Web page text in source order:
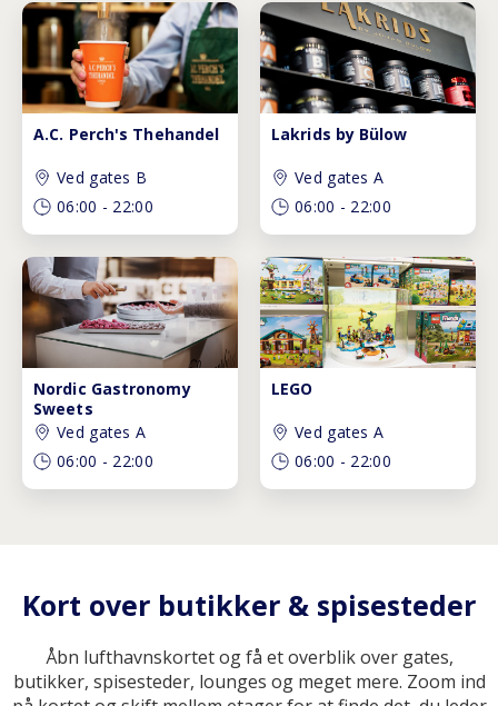
A.C. Perch's Thehandel
Ved gates B
06:00 - 22:00
Lakrids by Bülow
Ved gates A
06:00 - 22:00
Nordic Gastronomy
Sweets
Ved gates A
06:00 - 22:00
LEGO
Ved gates A
06:00 - 22:00
Kort over butikker & spisesteder
Åbn lufthavnskortet og få et overblik over gates,
butikker, spisesteder, lounges og meget mere. Zoom ind